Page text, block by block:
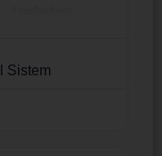
Sistem